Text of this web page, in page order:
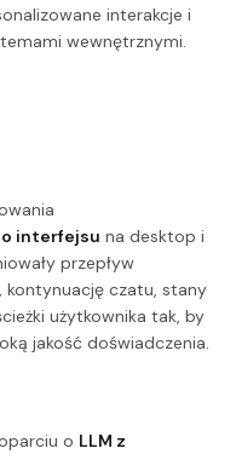
interakcje i
wewnętrznymi.
interfejsu na desktop i
przepływ
kontynuację czatu, stany
użytkownika tak, by
jakość doświadczenia.
o LLM z